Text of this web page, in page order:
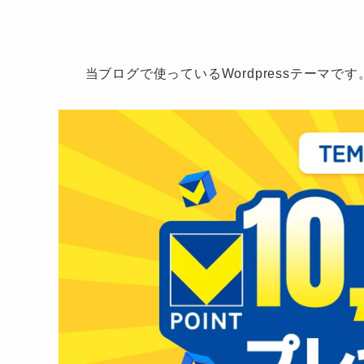
当ブログで使っているWordpressテーマで